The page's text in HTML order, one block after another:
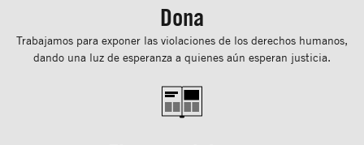
Dona
Trabajamos para exponer las violaciones de los derechos humanos,
dando una luz de esperanza a quienes aún esperan justicia.